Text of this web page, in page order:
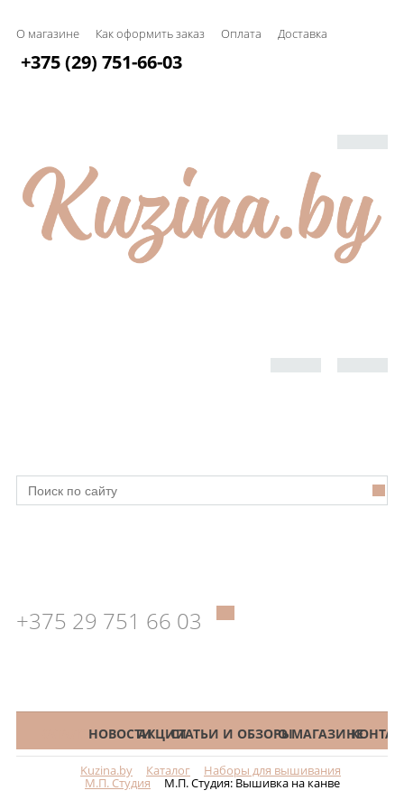
О магазине Как оформить заказ Оплата Доставка
+375 (29) 751-66-03
+375 29 751 66 03
КАТАЛОГНОВОСТИАКЦИИСТАТЬИ И ОБЗОРЫО МАГАЗИНЕ
Kuzina.by Каталог Наборы для вышивания
М.П. Студия М.П. Студия: Вышивка на канве